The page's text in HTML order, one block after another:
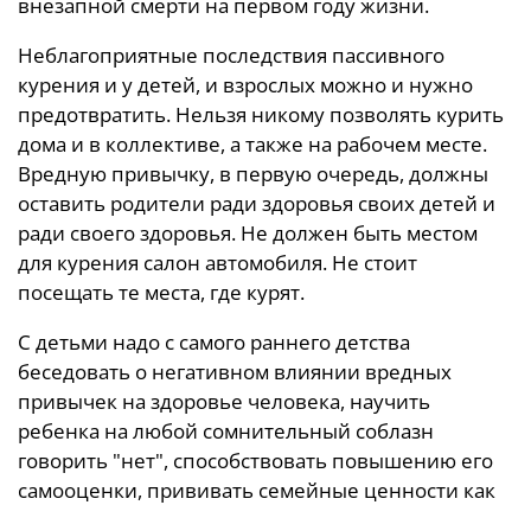
Неблагоприятные последствия пассивного
курения и у детей, и взрослых можно и нужно
предотвратить. Нельзя никому позволять курить
дома и в коллективе, а также на рабочем месте.
Вредную привычку, в первую очередь, должны
оставить родители ради здоровья своих детей и
ради своего здоровья. Не должен быть местом
для курения салон автомобиля. Не стоит
посещать те места, где курят.
С детьми надо с самого раннего детства
беседовать о негативном влиянии вредных
привычек на здоровье человека, научить
ребенка на любой сомнительный соблазн
говорить "нет", способствовать повышению его
самооценки, прививать семейные ценности как